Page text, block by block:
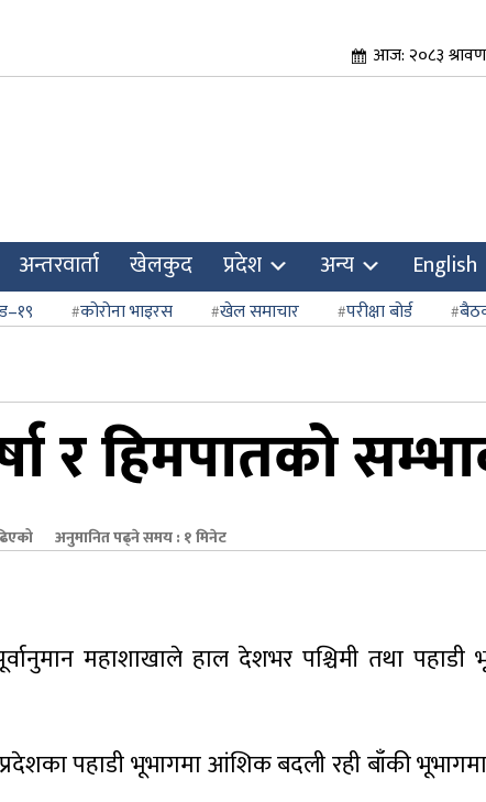
आज: २०८३
अन्तरवार्ता खेलकुद प्रदेश अन्य English
कोरोना भाइरस खेल समाचार परीक्षा बोर्ड
र हिमपातको
अनुमानित पढ्ने समय : १ मिनेट
महाशाखाले हाल देशभर पश्चिमी तथा पहाडी
पहाडी भूभागमा आंशिक बदली रही बाँकी